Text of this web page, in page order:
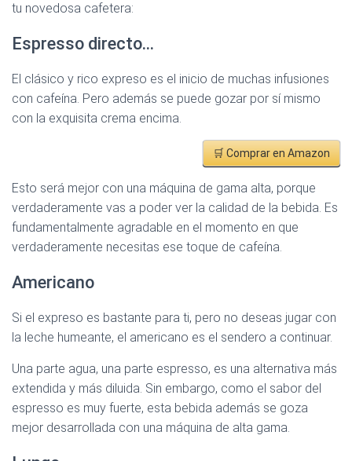
tu novedosa cafetera:
Espresso directo…
El clásico y rico expreso es el inicio de muchas infusiones
con cafeína. Pero además se puede gozar por sí mismo
con la exquisita crema encima.
🛒 Comprar en Amazon
Esto será mejor con una máquina de gama alta, porque
verdaderamente vas a poder ver la calidad de la bebida. Es
fundamentalmente agradable en el momento en que
verdaderamente necesitas ese toque de cafeína.
Americano
Si el expreso es bastante para ti, pero no deseas jugar con
la leche humeante, el americano es el sendero a continuar.
Una parte agua, una parte espresso, es una alternativa más
extendida y más diluida. Sin embargo, como el sabor del
espresso es muy fuerte, esta bebida además se goza
mejor desarrollada con una máquina de alta gama.